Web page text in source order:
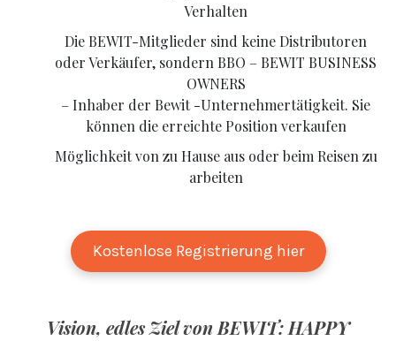
Verhalten
Die BEWIT-Mitglieder sind keine Distributoren
oder Verkäufer, sondern BBO – BEWIT BUSINESS
OWNERS
– Inhaber der Bewit -Unternehmertätigkeit. Sie
können die erreichte Position verkaufen
Möglichkeit von zu Hause aus oder beim Reisen zu
arbeiten
Kostenlose Registrierung hier
Vision, edles Ziel von BEWIT: HAPPY